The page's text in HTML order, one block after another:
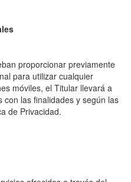
proporcionar previamente
para utilizar cualquier
móviles, el Titular llevará a
las finalidades y según las
de Privacidad.